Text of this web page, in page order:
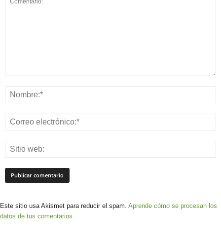
Este sitio usa Akismet para reducir el spam. Aprende cómo se procesan los
datos de tus comentarios.